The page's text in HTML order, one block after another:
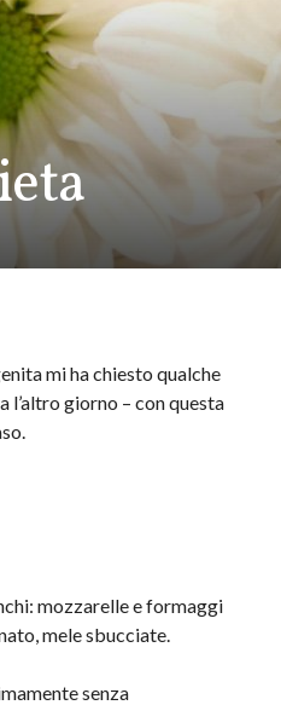
mi ha chiesto qualche
l’altro giorno – con questa
mozzarelle e formaggi
mele sbucciate.
senza